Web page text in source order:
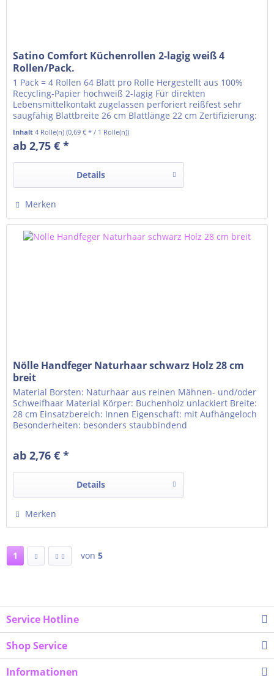
Satino Comfort Küchenrollen 2-lagig weiß 4
Rollen/Pack.
1 Pack = 4 Rollen 64 Blatt pro Rolle Hergestellt aus 100%
Recycling-Papier hochweiß 2-lagig Für direkten
Lebensmittelkontakt zugelassen perforiert reißfest sehr
saugfähig Blattbreite 26 cm Blattlänge 22 cm Zertifizierung:
Inhalt4 Rolle(n)(0,69 € * / 1 Rolle(n))
ab 2,75 € *
Details
Merken
Nölle Handfeger Naturhaar schwarz Holz 28 cm
breit
Material Borsten: Naturhaar aus reinen Mähnen- und/oder
Schweifhaar Material Körper: Buchenholz unlackiert Breite:
28 cm Einsatzbereich: Innen Eigenschaft: mit Aufhängeloch
Besonderheiten: besonders staubbindend
ab 2,76 € *
Details
Merken
1 von 5
Service Hotline
Shop Service
Informationen